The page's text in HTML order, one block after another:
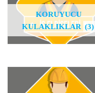
KORUYUCU
KULAKLIKLAR (3)